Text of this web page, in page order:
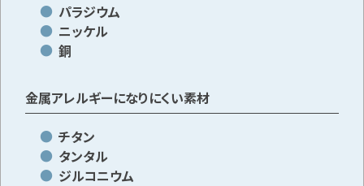
パラジウム
ニッケル
銅
金属アレルギーになりにくい素材
チタン
タンタル
ジルコニウム